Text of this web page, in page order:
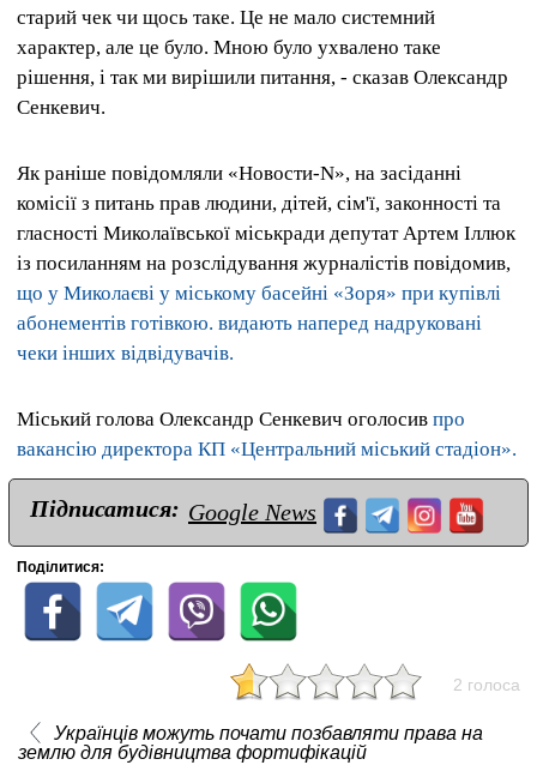
старий чек чи щось таке. Це не мало системний
характер, але це було. Мною було ухвалено таке
рішення, і так ми вирішили питання, - сказав Олександр
Сенкевич.
Як раніше повідомляли «Новости-N», на засіданні
комісії з питань прав людини, дітей, сім'ї, законності та
гласності Миколаївської міськради депутат Артем Іллюк
із посиланням на розслідування журналістів повідомив,
що у Миколаєві у міському басейні «Зоря» при купівлі
абонементів готівкою. видають наперед надруковані
чеки інших відвідувачів.
Міський голова Олександр Сенкевич оголосив про
вакансію директора КП «Центральний міський стадіон».
Підписатися: Google News
Поділитися:
2 голоса
Українців можуть почати позбавляти права на
землю для будівництва фортифікацій